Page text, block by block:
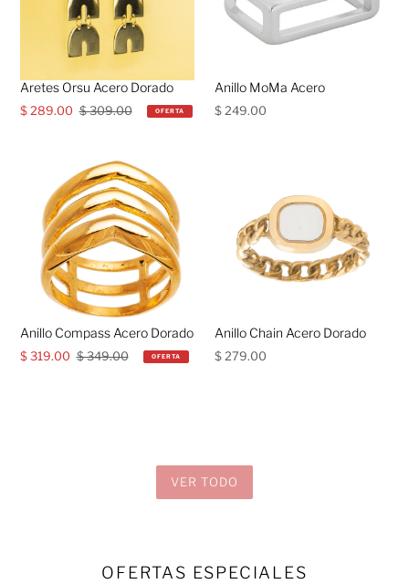
Aretes Orsu Acero Dorado
Precio
$ 289.00 Precio
$ 309.00 OFERTA
Anillo MoMa Acero
Precio
$ 249.00
Anillo Compass Acero Dorado
Precio
$ 319.00 Precio
$ 349.00 OFERTA
Anillo Chain Acero Dorado
Precio
$ 279.00
VER TODO
OFERTAS ESPECIALES